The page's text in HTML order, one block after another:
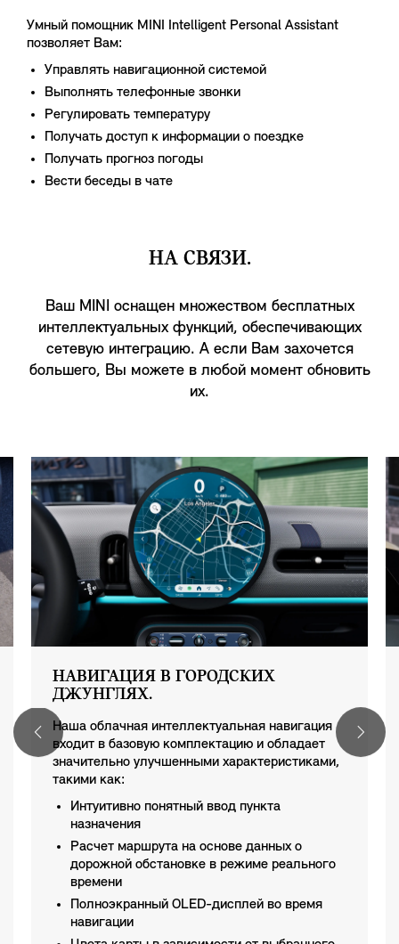
Умный помощник MINI Intelligent Personal Assistant
позволяет Вам:
Управлять навигационной системой
Выполнять телефонные звонки
Регулировать температуру
Получать доступ к информации о поездке
Получать прогноз погоды
Вести беседы в чате
НА СВЯЗИ.
Ваш MINI оснащен множеством бесплатных
интеллектуальных функций, обеспечивающих
сетевую интеграцию. А если Вам захочется
большего, Вы можете в любой момент обновить
их.
НАВИГАЦИЯ В ГОРОДСКИХ
ДЖУНГЛЯХ.
Наша облачная интеллектуальная навигация
входит в базовую комплектацию и обладает
значительно улучшенными характеристиками,
такими как:
Интуитивно понятный ввод пункта
назначения
Расчет маршрута на основе данных о
дорожной обстановке в режиме реального
времени
Полноэкранный OLED-дисплей во время
навигации